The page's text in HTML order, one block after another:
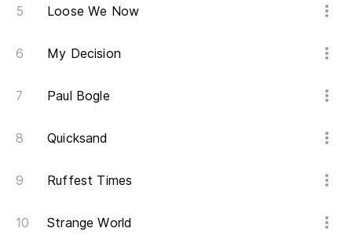
Loose We Now
My Decision
Paul Bogle
Quicksand
Ruffest Times
Strange World